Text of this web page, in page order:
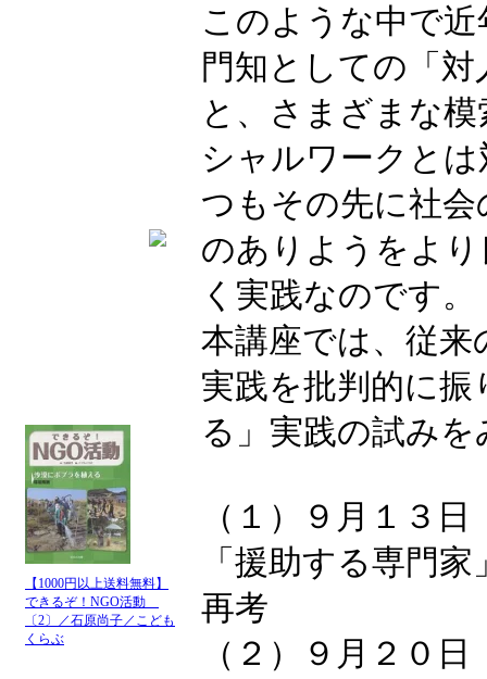
【1000円以上送料無料】
できるぞ！NGO活動
〔2〕／石原尚子／こども
くらぶ
このような中で
門知としての「
と、さまざまな
シャルワークと
つもその先に社
のありようをよ
く実践なのです。
本講座では、従
実践を批判的に
る」実践の試み
（１）９月１３
「援助する専門
再考
（２）９月２０